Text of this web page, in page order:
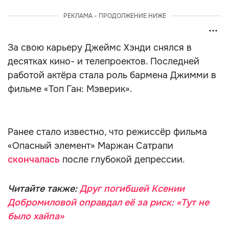
РЕКЛАМА - ПРОДОЛЖЕНИЕ НИЖЕ
За свою карьеру Джеймс Хэнди снялся в
десятках кино- и телепроектов. Последней
работой актёра стала роль бармена Джимми в
фильме «Топ Ган: Мэверик».
Ранее стало известно, что режиссёр фильма
«Опасный элемент» Маржан Сатрапи
скончалась после глубокой депрессии.
Читайте также:Друг погибшей Ксении
Добромиловой оправдал её за риск: «Тут не
было хайпа»